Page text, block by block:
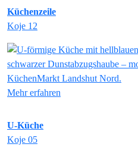
Küchenzeile
Koje 12
Mehr erfahren
U-Küche
Koje 05